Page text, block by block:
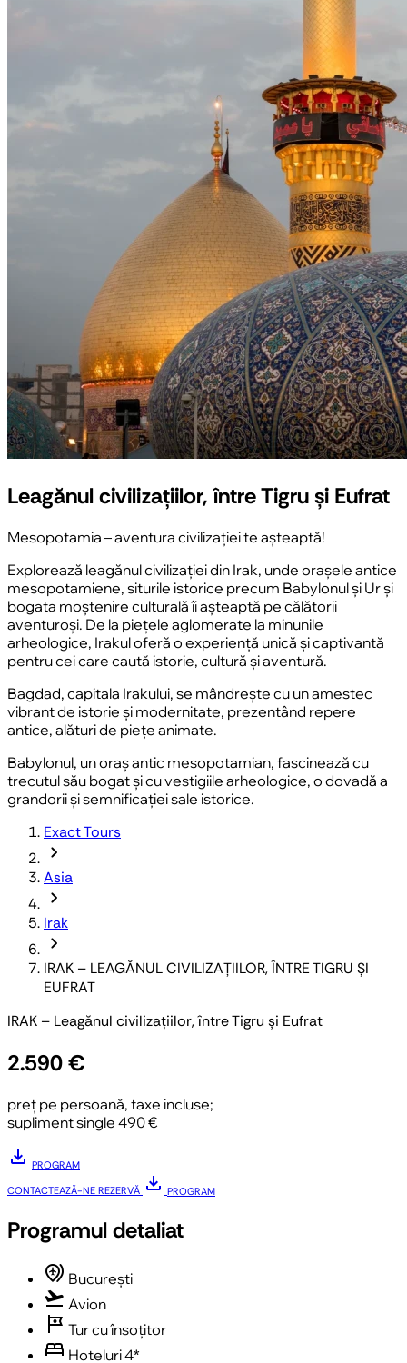
Leagănul civilizațiilor, între Tigru și Eufrat
Mesopotamia – aventura civilizației te așteaptă!
Explorează leagănul civilizației din Irak, unde orașele antice
mesopotamiene, siturile istorice precum Babylonul și Ur și
bogata moștenire culturală îi așteaptă pe călătorii
aventuroși. De la piețele aglomerate la minunile
arheologice, Irakul oferă o experiență unică și captivantă
pentru cei care caută istorie, cultură și aventură.
Bagdad, capitala Irakului, se mândrește cu un amestec
vibrant de istorie și modernitate, prezentând repere
antice, alături de piețe animate.
Babylonul, un oraș antic mesopotamian, fascinează cu
trecutul său bogat și cu vestigiile arheologice, o dovadă a
grandorii și semnificației sale istorice.
Exact Tours
chevron_forward
Asia
chevron_forward
Irak
chevron_forward
IRAK – LEAGĂNUL CIVILIZAȚIILOR, ÎNTRE TIGRU ȘI
EUFRAT
IRAK – Leagănul civilizațiilor, între Tigru și Eufrat
2.590 €
preț pe persoană, taxe incluse;
supliment single 490 €
download PROGRAM
CONTACTEAZĂ-NE REZERVĂ download PROGRAM
Programul detaliat
multiple_airports București
flight_takeoff Avion
tour Tur cu însoțitor
bed Hoteluri 4*